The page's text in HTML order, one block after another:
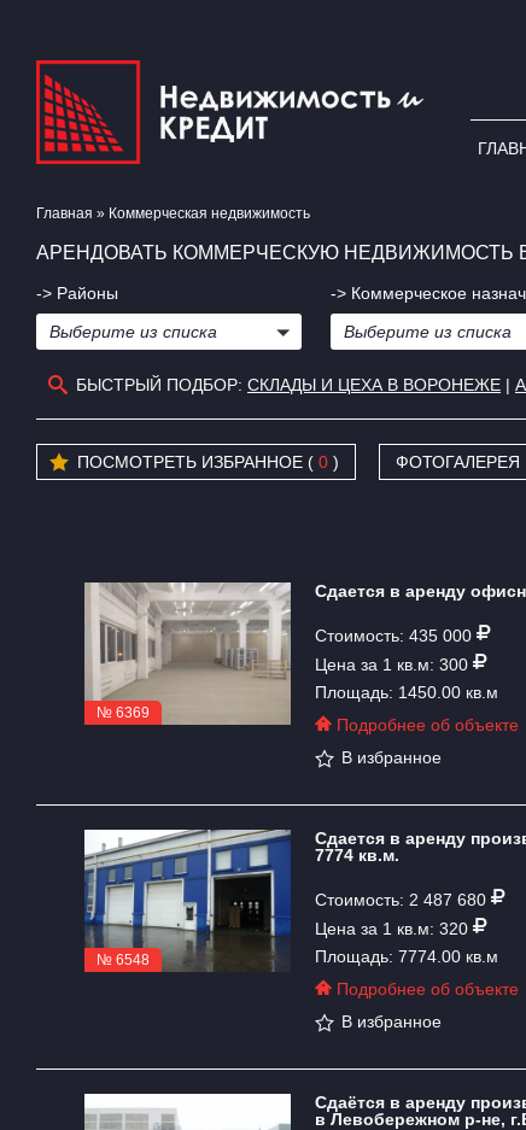
Главная » Коммерческая недвижимость
АРЕНДОВАТЬ КОММЕРЧЕСКУЮ НЕДВИЖИМОСТЬ
-> Районы
Выберите из списка
-> Коммерческое
Выберите из списка
БЫСТРЫЙ ПОДБОР: СКЛАДЫ И ЦЕХА В ВОРОНЕЖЕ |
ПОСМОТРЕТЬ ИЗБРАННОЕ ( 0 ) ФОТОГАЛЕРЕЯ
№ 6369
Сдается в аренду
Стоимость: 435 000
Цена за 1 кв.м: 300
Площадь: 1450.00 кв.м
Подробнее об объекте
В избранное
№ 6548
Сдается в аренду
7774 кв.м.
Стоимость: 2 487 680
Цена за 1 кв.м: 320
Площадь: 7774.00 кв.м
Подробнее об объекте
В избранное
Сдаётся в аренду
в Левобережном р-не,